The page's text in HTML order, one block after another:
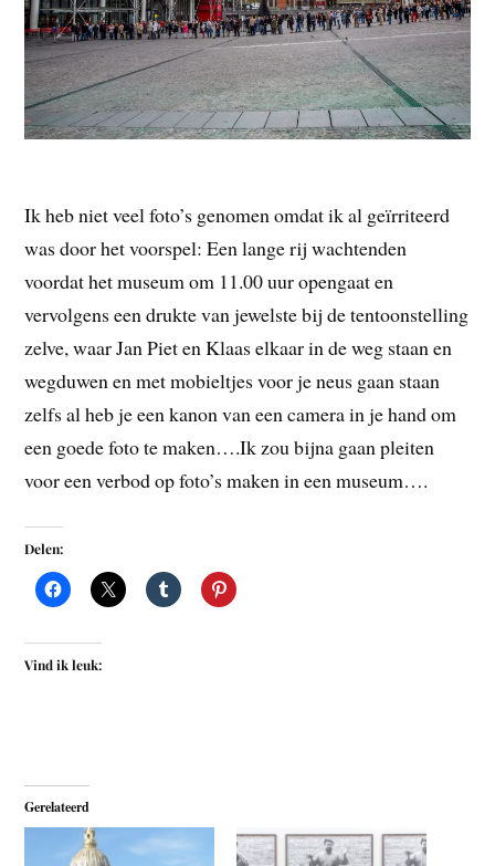
Ik heb niet veel foto’s genomen omdat ik al geïrriteerd
was door het voorspel: Een lange rij wachtenden
voordat het museum om 11.00 uur opengaat en
vervolgens een drukte van jewelste bij de tentoonstelling
zelve, waar Jan Piet en Klaas elkaar in de weg staan en
wegduwen en met mobieltjes voor je neus gaan staan
zelfs al heb je een kanon van een camera in je hand om
een goede foto te maken….Ik zou bijna gaan pleiten
voor een verbod op foto’s maken in een museum….
Delen:
Vind ik leuk:
Gerelateerd